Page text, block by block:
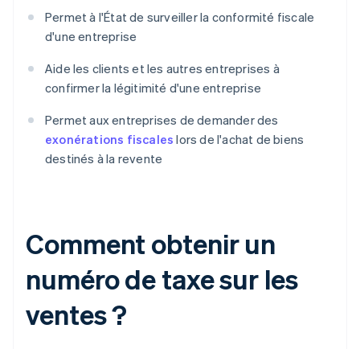
Permet à l'État de surveiller la conformité fiscale
d'une entreprise
Aide les clients et les autres entreprises à
confirmer la légitimité d'une entreprise
Permet aux entreprises de demander des
exonérations fiscales lors de l'achat de biens
destinés à la revente
Comment obtenir un
numéro de taxe sur les
ventes ?